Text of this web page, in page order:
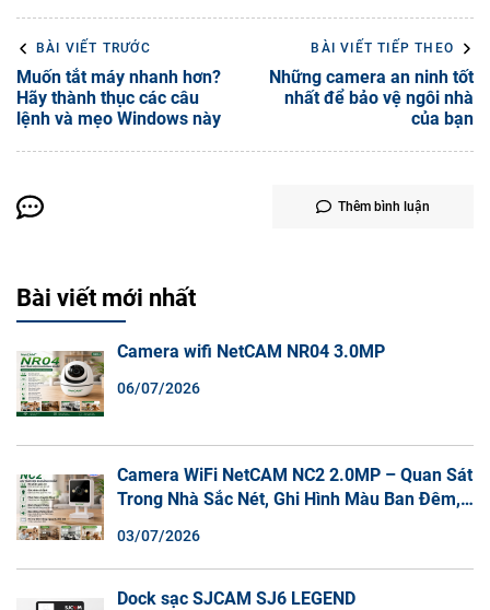
BÀI VIẾT TRƯỚC
Muốn tắt máy nhanh hơn?
Hãy thành thục các câu
lệnh và mẹo Windows này
BÀI VIẾT TIẾP THEO
Những camera an ninh tốt
nhất để bảo vệ ngôi nhà
của bạn
Thêm bình luận
Bài viết mới nhất
Camera wifi NetCAM NR04 3.0MP
06/07/2026
Camera WiFi NetCAM NC2 2.0MP – Quan Sát
Trong Nhà Sắc Nét, Ghi Hình Màu Ban Đêm,
03/07/2026
Dock sạc SJCAM SJ6 LEGEND